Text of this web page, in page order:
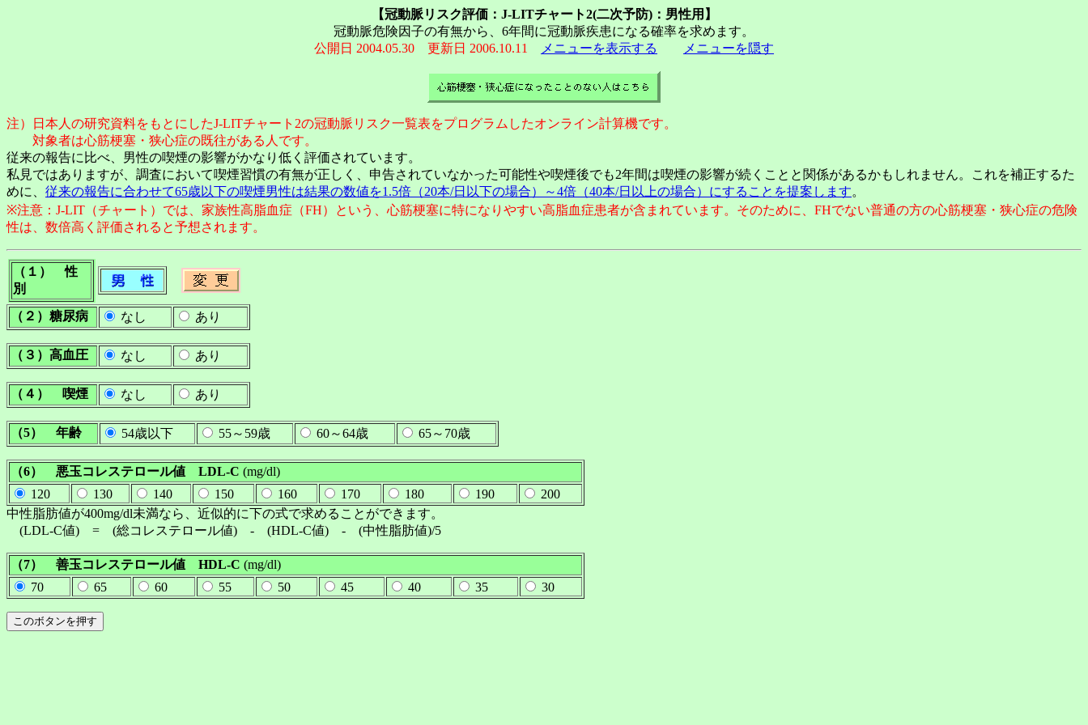
【冠動脈リスク評価：J-LITチャート2(二次予防)：男性用】
冠動脈危険因子の有無から、6年間に冠動脈疾患になる確率を求めます。
公開日 2004.05.30 更新日 2006.10.11
メニューを表示する メニューを隠す
注）日本人の研究資料をもとにしたJ-LITチャート2の冠動脈リスク一覧表をプログラムしたオンライン計算機です。
対象者は心筋梗塞・狭心症の既往がある人です。
従来の報告に比べ、男性の喫煙の影響がかなり低く評価されています。
私見ではありますが、調査において喫煙習慣の有無が正しく、申告されていなかった可能性や喫煙後でも2年間は喫煙の影響が続くことと関係があるかもしれません。これを補正するた
めに、 従来の報告に合わせて65歳以下の喫煙男性は結果の数値を1.5倍（20本/日以下の場合）～4倍（40本/日以上の場合）にすることを提案します。
※注意：J-LIT（チャート）では、家族性高脂血症（FH）という、心筋梗塞に特になりやすい高脂血症患者が含まれています。そのために、FHでない普通の方の心筋梗塞・狭心症の危険
性は、数倍高く評価されると予想されます。
（１） 性
別
（２）糖尿病
なし あり
（３）高血圧 なし あり
（４） 喫煙 なし あり
（5） 年齢 54歳以下 55～59歳 60～64歳 65～70歳
（6） 悪玉コレステロール値 LDL-C (mg/dl)
120
130 140 150 160 170 180 190
200
中性脂肪値が400mg/dl未満なら、近似的に下の式で求めることができます。
(LDL-C値) = (総コレステロール値) - (HDL-C値) - (中性脂肪値)/5
（7） 善玉コレステロール値 HDL-C (mg/dl)
70
65 60 55 50 45 40 35 30